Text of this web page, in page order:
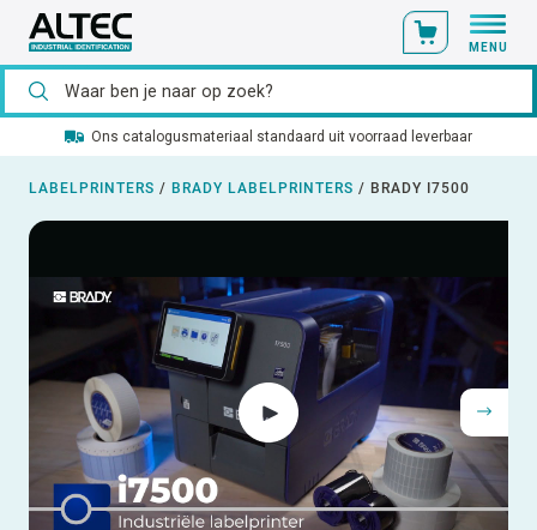
MENU
Ons catalogusmateriaal standaard uit voorraad leverbaar
LABELPRINTERS / BRADY LABELPRINTERS / BRADY I7500